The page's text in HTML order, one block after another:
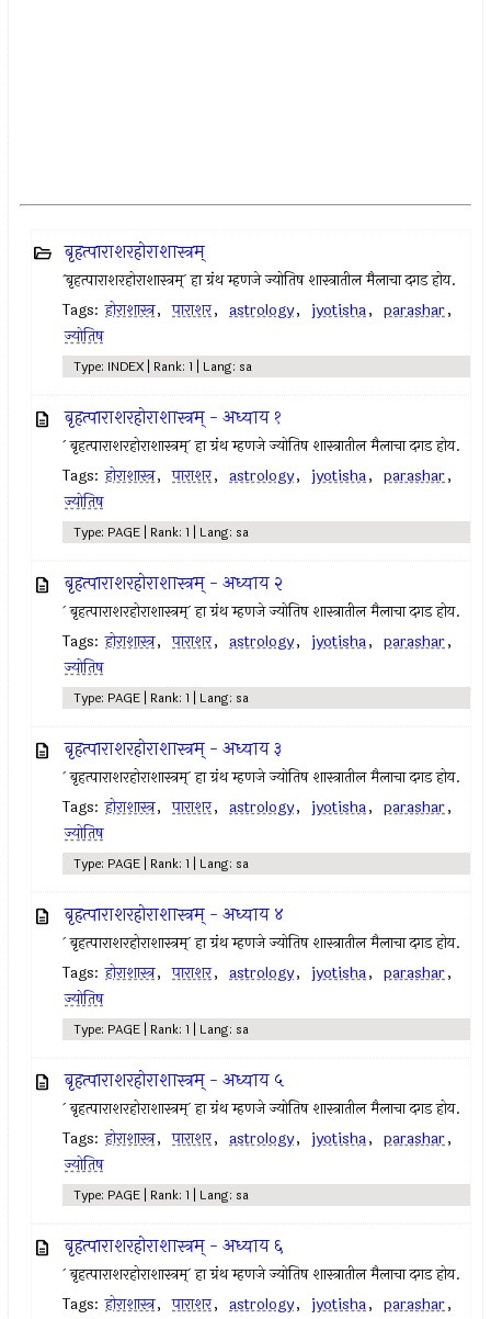
बृहत्पाराशरहोराशास्त्रम्
`बृहत्पाराशरहोराशास्त्रम्` हा ग्रंथ म्हणजे ज्योतिष शास्त्रातील मैलाचा दगड होय.
Tags: होराशास्त्र, पाराशर, astrology, jyotisha, parashar,
ज्योतिष
Type: INDEX | Rank: 1 | Lang: sa
बृहत्पाराशरहोराशास्त्रम् - अध्याय १
` बृहत्पाराशरहोराशास्त्रम्` हा ग्रंथ म्हणजे ज्योतिष शास्त्रातील मैलाचा दगड होय.
Tags: होराशास्त्र, पाराशर, astrology, jyotisha, parashar,
ज्योतिष
Type: PAGE | Rank: 1 | Lang: sa
बृहत्पाराशरहोराशास्त्रम् - अध्याय २
` बृहत्पाराशरहोराशास्त्रम्` हा ग्रंथ म्हणजे ज्योतिष शास्त्रातील मैलाचा दगड होय.
Tags: होराशास्त्र, पाराशर, astrology, jyotisha, parashar,
ज्योतिष
Type: PAGE | Rank: 1 | Lang: sa
बृहत्पाराशरहोराशास्त्रम् - अध्याय ३
` बृहत्पाराशरहोराशास्त्रम्` हा ग्रंथ म्हणजे ज्योतिष शास्त्रातील मैलाचा दगड होय.
Tags: होराशास्त्र, पाराशर, astrology, jyotisha, parashar,
ज्योतिष
Type: PAGE | Rank: 1 | Lang: sa
बृहत्पाराशरहोराशास्त्रम् - अध्याय ४
` बृहत्पाराशरहोराशास्त्रम्` हा ग्रंथ म्हणजे ज्योतिष शास्त्रातील मैलाचा दगड होय.
Tags: होराशास्त्र, पाराशर, astrology, jyotisha, parashar,
ज्योतिष
Type: PAGE | Rank: 1 | Lang: sa
बृहत्पाराशरहोराशास्त्रम् - अध्याय ५
` बृहत्पाराशरहोराशास्त्रम्` हा ग्रंथ म्हणजे ज्योतिष शास्त्रातील मैलाचा दगड होय.
Tags: होराशास्त्र, पाराशर, astrology, jyotisha, parashar,
ज्योतिष
Type: PAGE | Rank: 1 | Lang: sa
बृहत्पाराशरहोराशास्त्रम् - अध्याय ६
` बृहत्पाराशरहोराशास्त्रम्` हा ग्रंथ म्हणजे ज्योतिष शास्त्रातील मैलाचा दगड होय.
Tags: होराशास्त्र, पाराशर, astrology, jyotisha, parashar,